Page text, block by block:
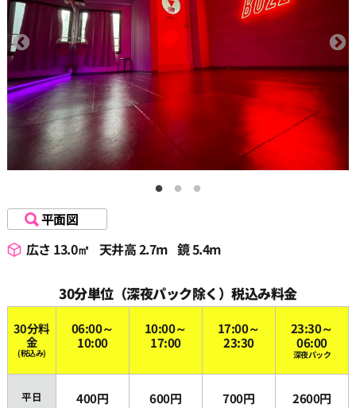
平面図
広さ 13.0㎡ 天井高 2.7m 鏡 5.4m
30分単位（深夜パック除く）税込み料金
30分料
金
(税込み)
06:00～
10:00
10:00～
17:00
17:00～
23:30
23:30～
06:00
深夜パック
平日 400円 600円 700円 2600円